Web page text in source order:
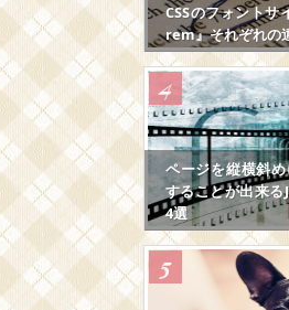
CSSのフォント
rem』それぞれの
ページを縦横斜
することが出来
4選